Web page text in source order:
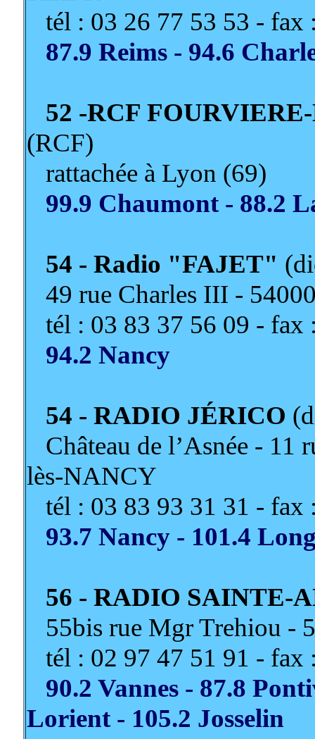
tél : 03 26 77 53 53 - fax
87.9 Reims - 94.6
52 -RCF
(RCF)
rattachée à Lyon (69)
99.9 Chaumont - 88.2
54 - Radio "FAJET"
49 rue Charles III -
tél : 03 83 37 56 09 - fax
94.2 Nancy
54 - RADIO JÉRICO
Château de l’Asnée -
lès-NANCY
tél : 03 83 93 31 31 - fax
93.7 Nancy - 101.4
56 - RADIO SAINTE-
55bis rue Mgr Trehiou -
tél : 02 97 47 51 91 - fax
90.2 Vannes - 87.8
Lorient - 105.2 Josselin